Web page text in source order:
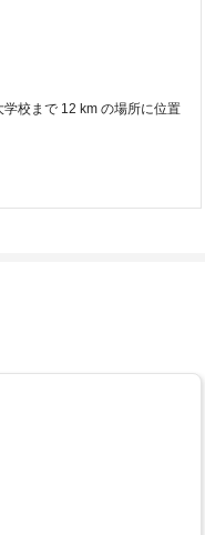
校まで 12 km の場所に位置